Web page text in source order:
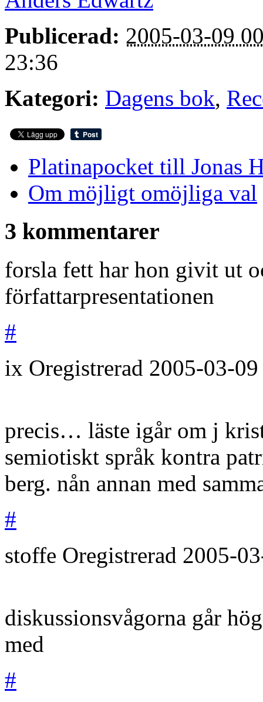
Publicerad: 2005-03-09
23:36
Kategori: Dagens bok,
Platinapocket till Jonas
Om möjligt omöjliga val
3 kommentarer
forsla fett har hon givit ut
författarpresentationen
#
ix Oregistrerad 2005-03-09
precis… läste igår om j
semiotiskt språk kontra
berg. nån annan med
#
stoffe Oregistrerad 2005-
diskussionsvågorna går
med
#